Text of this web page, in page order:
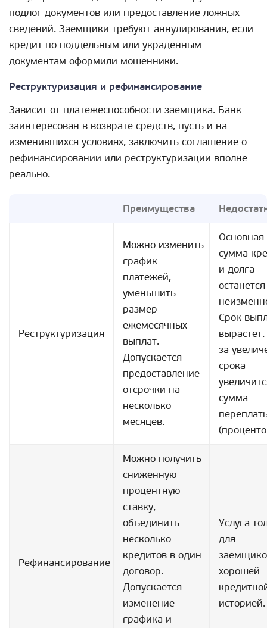
подлог документов или предоставление ложных
сведений. Заемщики требуют аннулирования, если
кредит по поддельным или украденным
документам оформили мошенники.
Реструктуризация и рефинансирование
Зависит от платежеспособности заемщика. Банк
заинтересован в возврате средств, пусть и на
изменившихся условиях, заключить соглашение о
рефинансировании или реструктуризации вполне
реально.
Преимущества
Реструктуризация
Можно изменить
график
платежей,
уменьшить
размер
ежемесячных
выплат.
Допускается
предоставление
отсрочки на
несколько
месяцев.
Основная
сумма
и долга
останется
Срок
за
срока
сумма
Рефинансирование
Можно получить
сниженную
процентную
ставку,
объединить
несколько
кредитов в один
договор.
Допускается
изменение
графика и
Услуга
для
хорошей
историей.